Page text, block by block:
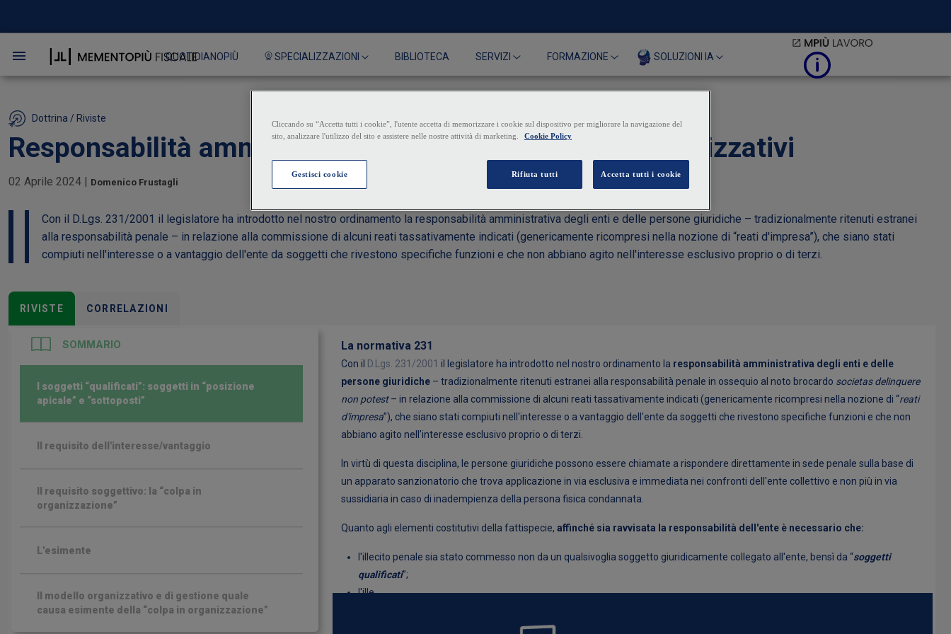
QUOTIDIANOPIÙ SPECIALIZZAZIONI BIBLIOTECA SERVIZI FORMAZIONE SOLUZIONI IA
Dottrina / Riviste
Responsabilità amministrativa degli enti e modelli organizzativi
02 Aprile 2024 | Domenico Frustagli
Con il D.Lgs. 231/2001 il legislatore ha introdotto nel nostro ordinamento la responsabilità amministrativa degli enti e delle persone giuridiche – tradizionalmente ritenuti estranei
alla responsabilità penale – in relazione alla commissione di alcuni reati tassativamente indicati (genericamente ricompresi nella nozione di “reati d'impresa”), che siano stati
compiuti nell'interesse o a vantaggio dell'ente da soggetti che rivestono specifiche funzioni e che non abbiano agito nell'interesse esclusivo proprio o di terzi.
RIVISTE CORRELAZIONI
SOMMARIO
I soggetti “qualificati”: soggetti in “posizione
apicale” e “sottoposti”
Il requisito dell'interesse/vantaggio
Il requisito soggettivo: la “colpa in
organizzazione”
L'esimente
Il modello organizzativo e di gestione quale
causa esimente della “colpa in organizzazione”
La normativa 231
Con il D.Lgs. 231/2001 il legislatore ha introdotto nel nostro ordinamento la responsabilità amministrativa degli enti e delle
persone giuridiche – tradizionalmente ritenuti estranei alla responsabilità penale in ossequio al noto brocardo societas delinquere
non potest– in relazione alla commissione di alcuni reati tassativamente indicati (genericamente ricompresi nella nozione di “reati
d'impresa”), che siano stati compiuti nell'interesse o a vantaggio dell'ente da soggetti che rivestono specifiche funzioni e che non
abbiano agito nell'interesse esclusivo proprio o di terzi.
In virtù di questa disciplina, le persone giuridiche possono essere chiamate a rispondere direttamente in sede penale sulla base di
un apparato sanzionatorio che trova applicazione in via esclusiva e immediata nei confronti dell'ente collettivo e non più in via
sussidiaria in caso di inadempienza della persona fisica condannata.
Quanto agli elementi costitutivi della fattispecie, affinché sia ravvisata la responsabilità dell'ente è necessario che:
l'illecito penale sia stato commesso non da un qualsivoglia soggetto giuridicamente collegato all'ente, bensì da “soggetti
qualificati”;
l'ille...